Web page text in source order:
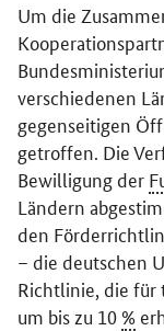
Um die
verschiedenen
gegenseitigen
getroffen. Die
Bewilligung der
Ländern
den
– die deutschen
Richtlinie, die für
um bis zu 10 %